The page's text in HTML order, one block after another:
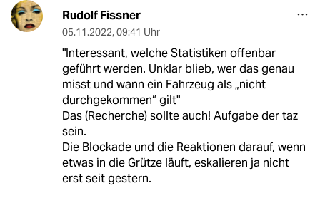
Rudolf Fissner
05.11.2022, 09:41 Uhr
"Interessant, welche Statistiken offenbar
geführt werden. Unklar blieb, wer das genau
misst und wann ein Fahrzeug als „nicht
durchgekommen“ gilt"
Das (Recherche) sollte auch! Aufgabe der taz
sein.
Die Blockade und die Reaktionen darauf, wenn
etwas in die Grütze läuft, eskalieren ja nicht
erst seit gestern.